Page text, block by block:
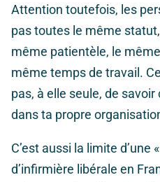
Attention toutefois, les
pas toutes le même
même patientèle, le
même temps de travail.
pas, à elle seule, de
dans ta propre
C’est aussi la limite
d’infirmière libérale en